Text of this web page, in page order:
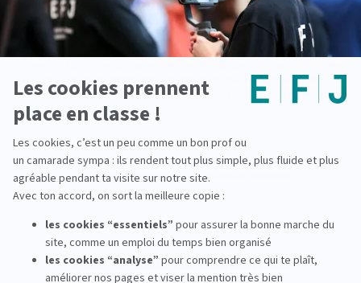
feeling et je trouve que c'est très important d'essayer d'être dans
de bonnes relations avec les gens en restant souple et sympa. C'est
un métier difficile car très compétitif mais l'avantage est qu’il
permet de travailler avec des personnes passionnées et d’univers
serait d’essayer de rencontrer un maximum de personnes et de
travailler avec des profils qui vont vous stimuler et vous remettre en
question aussi parfois, c’est important.
‹ Actualité précedente Actualité suivante ›
Voir d'autres actualités